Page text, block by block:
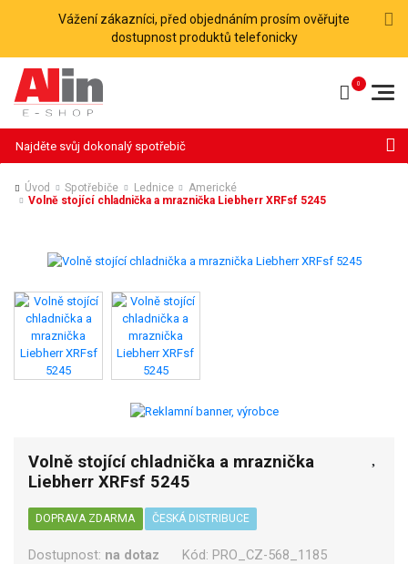
Vážení zákazníci, před objednáním prosím ověřujte
dostupnost produktů telefonicky
Úvod Spotřebiče Lednice
Americké
Volně stojící chladnička a mraznička Liebherr XRFsf 5245
Volně stojící chladnička a mraznička
Liebherr XRFsf 5245
DOPRAVA ZDARMA ČESKÁ DISTRIBUCE
Dostupnost: na dotaz Kód: PRO_CZ-568_1185